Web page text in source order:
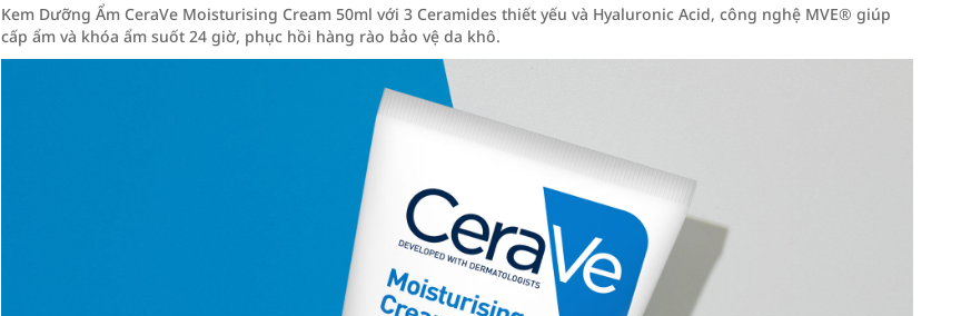
Kem Dưỡng Ẩm CeraVe Moisturising Cream 50ml với 3 Ceramides thiết yếu và Hyaluronic Acid, công nghệ MVE® giúp
cấp ẩm và khóa ẩm suốt 24 giờ, phục hồi hàng rào bảo vệ da khô.